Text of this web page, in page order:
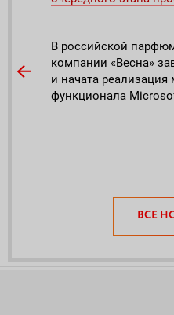
В российской
компании «Весна»
и начата
функционала
ВСЕ